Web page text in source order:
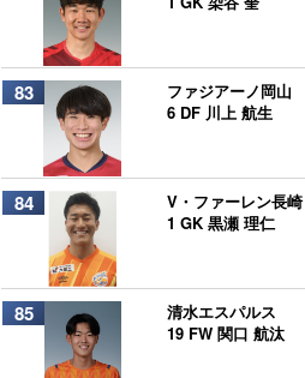
83
ファジアーノ岡山
6 DF 川上 航生
84
V・ファーレン長崎
1 GK 黒瀬 理仁
85
清水エスパルス
19 FW 関口 航汰